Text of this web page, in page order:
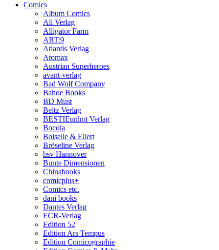
Comics
Album Comics
All Verlag
Alligator Farm
ART:9
Atlantis Verlag
Atomax
Austrian Superheroes
avant-verlag
Bad Wolf Company
Bahoe Books
BD Must
Beltz Verlag
BESTIEunlmt Verlag
Bocola
Boiselle & Ellert
Bröseline Verlag
bsv Hannover
Bunte Dimensionen
Chinabooks
comicplus+
Comics etc.
dani books
Dantes Verlag
ECR-Verlag
Edition 52
Edition Ars Tempus
Edition Comicographie